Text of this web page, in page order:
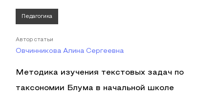
Педагогика
Автор статьи
Овчинникова Алина Сергеевна
Методика изучения текстовых задач по
таксономии Блума в начальной школе